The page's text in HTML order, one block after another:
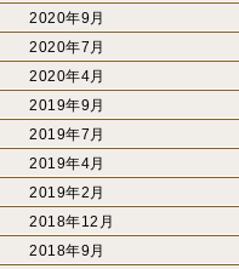
2020年9月
2020年7月
2020年4月
2019年9月
2019年7月
2019年4月
2019年2月
2018年12月
2018年9月